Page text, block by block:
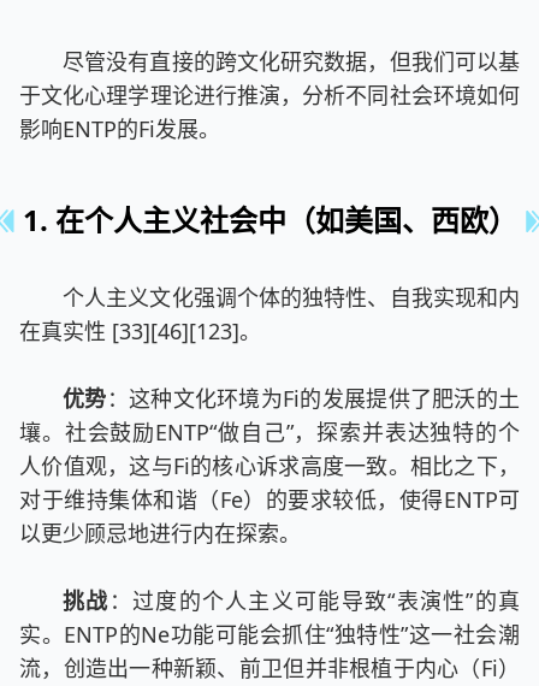
尽管没有直接的跨文化研究数据，但我们可以基
于文化心理学理论进行推演，分析不同社会环境如何
影响ENTP的Fi发展。
1. 在个人主义社会中（如美国、西欧）
个人主义文化强调个体的独特性、自我实现和内
在真实性 [33][46][123]。
优势：这种文化环境为Fi的发展提供了肥沃的土
壤。社会鼓励ENTP“做自己”，探索并表达独特的个
人价值观，这与Fi的核心诉求高度一致。相比之下，
对于维持集体和谐（Fe）的要求较低，使得ENTP可
以更少顾忌地进行内在探索。
挑战：过度的个人主义可能导致“表演性”的真
实。ENTP的Ne功能可能会抓住“独特性”这一社会潮
流，创造出一种新颖、前卫但并非根植于内心（Fi）